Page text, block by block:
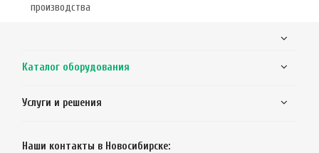
производства
Каталог оборудования
Услуги и решения
Наши контакты в Новосибирске: